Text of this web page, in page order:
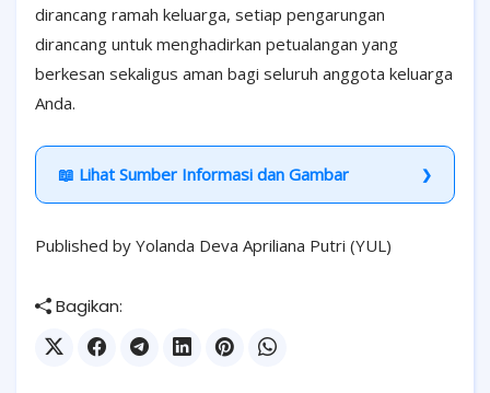
dirancang ramah keluarga, setiap pengarungan
dirancang untuk menghadirkan petualangan yang
berkesan sekaligus aman bagi seluruh anggota keluarga
Anda.
📖 Lihat Sumber Informasi dan Gambar
Published by Yolanda Deva Apriliana Putri (YUL)
Bagikan: